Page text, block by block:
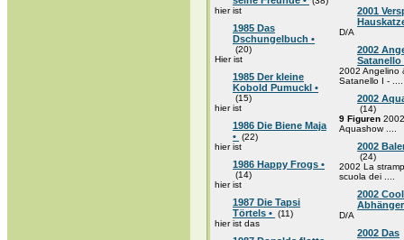
hier ist
1985 Das
Dschungelbuch •
(20)
Hier ist
1985 Der kleine
Kobold Pumuckl •
(15)
hier ist
1986 Die Biene Maja
• (22)
hier ist
1986 Happy Frogs •
(14)
hier ist
1987 Die Tapsi
Törtels • (11)
hier ist das
2001
D/A
2002
Satanello
2002 Angelino
Satanello I - ....
2002
(14)
9 Figuren 2002
Aquashow ....
2002
(24)
2002 La
scuola dei ....
2002
D/A
2002 Das